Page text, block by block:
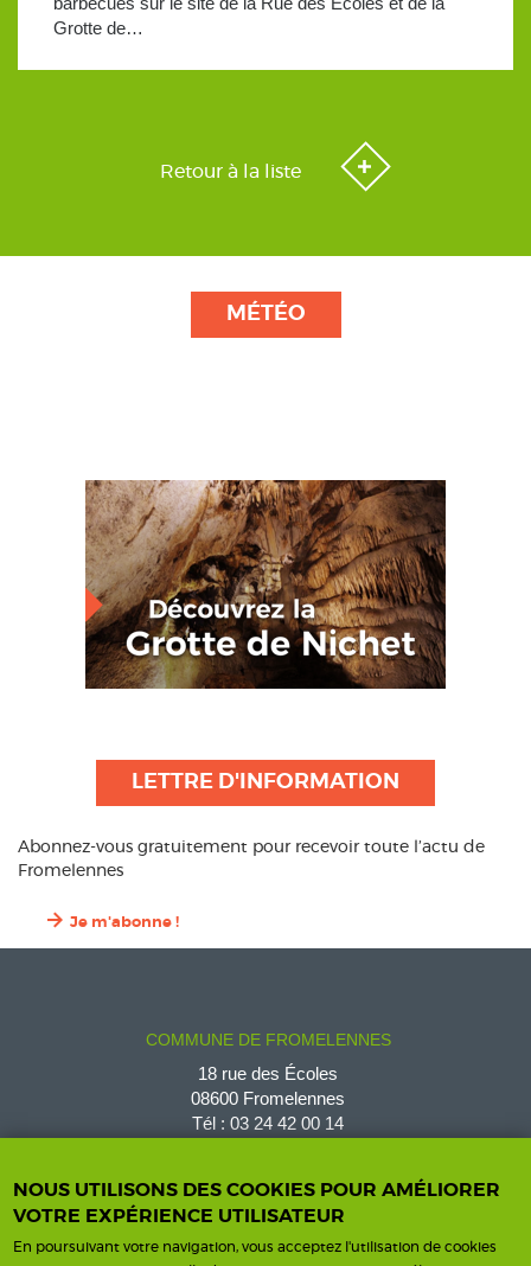
Grotte de…
Retour à la liste
MÉTÉO
LETTRE D'INFORMATION
Abonnez-vous gratuitement pour recevoir toute l’actu de
Fromelennes
Je m'abonne !
COMMUNE DE FROMELENNES
18 rue des Écoles
08600 Fromelennes
Tél : 03 24 42 00 14
Horaires d'ouverture
NOUS UTILISONS DES COOKIES POUR AMÉLIORER
VOTRE EXPÉRIENCE UTILISATEUR
En poursuivant votre navigation, vous acceptez l'utilisation de cookies